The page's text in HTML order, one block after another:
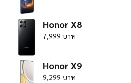
Honor X8
7,999 บาท
Honor X9
9,299 บาท